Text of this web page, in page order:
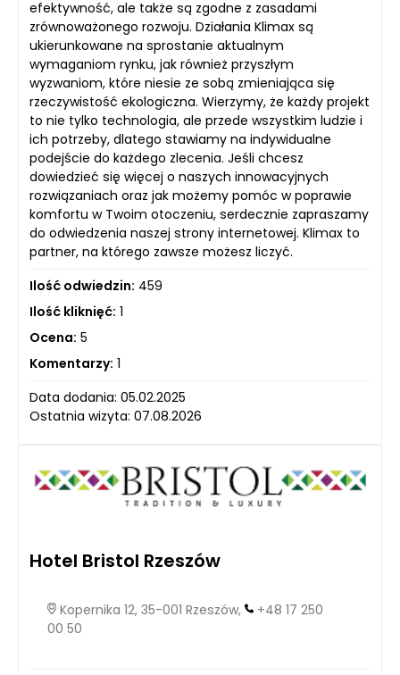
efektywność, ale także są zgodne z zasadami
zrównoważonego rozwoju. Działania Klimax są
ukierunkowane na sprostanie aktualnym
wymaganiom rynku, jak również przyszłym
wyzwaniom, które niesie ze sobą zmieniająca się
rzeczywistość ekologiczna. Wierzymy, że każdy projekt
to nie tylko technologia, ale przede wszystkim ludzie i
ich potrzeby, dlatego stawiamy na indywidualne
podejście do każdego zlecenia. Jeśli chcesz
dowiedzieć się więcej o naszych innowacyjnych
rozwiązaniach oraz jak możemy pomóc w poprawie
komfortu w Twoim otoczeniu, serdecznie zapraszamy
do odwiedzenia naszej strony internetowej. Klimax to
partner, na którego zawsze możesz liczyć.
Ilość odwiedzin: 459
Ilość kliknięć: 1
Ocena: 5
Komentarzy: 1
Data dodania: 05.02.2025
Ostatnia wizyta: 07.08.2026
Hotel Bristol Rzeszów
Kopernika 12, 35-001 Rzeszów,
+48 17 250
00 50